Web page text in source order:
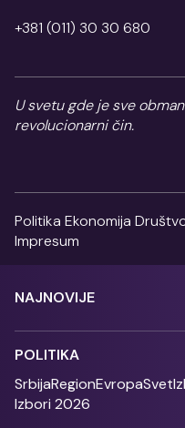
+381 (011) 30 30 680
U svetu gde je sve
revolucionarni čin.
Politika Ekonomija
Impresum
NAJNOVIJE
POLITIKA
SrbijaRegionEvropaSvet
Izbori 2026